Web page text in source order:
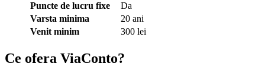
Puncte de lucru fixe
Da
Varsta minima
20 ani
Venit minim
300 lei
Ce ofera ViaConto?